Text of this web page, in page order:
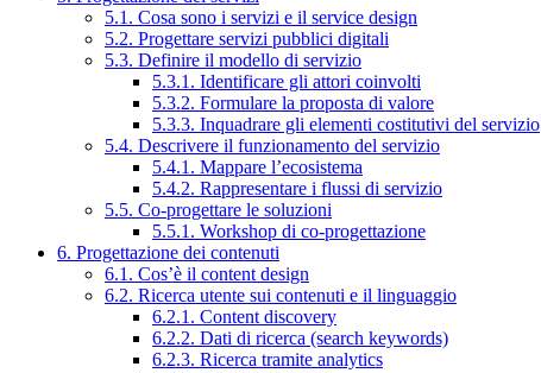
5.1. Cosa sono i servizi e il service design
5.2. Progettare servizi pubblici digitali
5.3. Definire il modello di servizio
5.3.1. Identificare gli attori coinvolti
5.3.2. Formulare la proposta di valore
5.3.3. Inquadrare gli elementi costitutivi del servizio
5.4. Descrivere il funzionamento del servizio
5.4.1. Mappare l’ecosistema
5.4.2. Rappresentare i flussi di servizio
5.5. Co-progettare le soluzioni
5.5.1. Workshop di co-progettazione
6. Progettazione dei contenuti
6.1. Cos’è il content design
6.2. Ricerca utente sui contenuti e il linguaggio
6.2.1. Content discovery
6.2.2. Dati di ricerca (search keywords)
6.2.3. Ricerca tramite analytics